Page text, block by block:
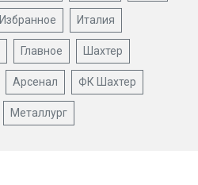
Избранное Италия
Главное Шахтер
Арсенал ФК Шахтер
Металлург